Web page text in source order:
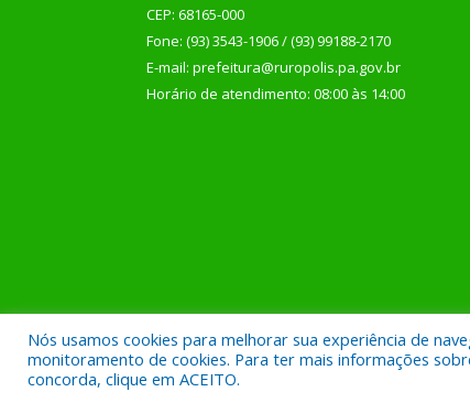
CEP: 68165-000
Fone: (93) 3543-1906 / (93) 99188-2170
E-mail: prefeitura@ruropolis.pa.gov.br
Horário de atendimento: 08:00 às 14:00
Todos os direitos reservados a Prefeitura
Nós usamos cookies para melhorar sua experiência de
monitoramento de cookies. Para ter mais informações
concorda, clique em ACEITO.